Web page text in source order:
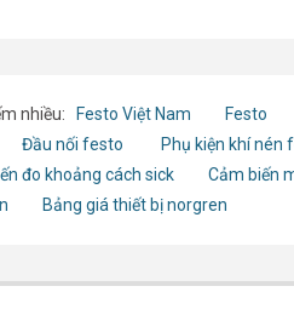
nhiều: Festo Việt Nam Festo
Đầu nối festo Phụ kiện khí nén
đo khoảng cách sick
Cảm biến
Bảng giá thiết bị norgren